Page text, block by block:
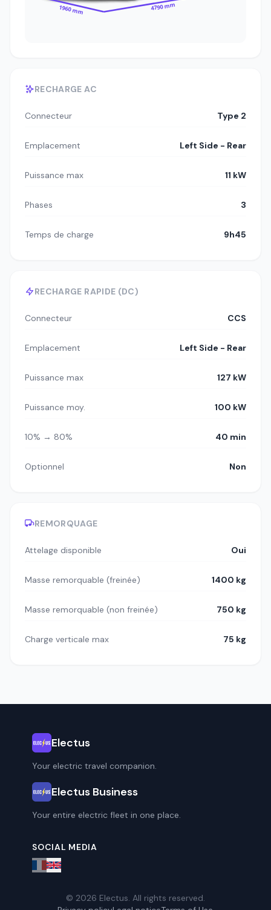
1960 mm 4790 mm
RECHARGE AC
Connecteur Type 2
Emplacement Left Side - Rear
Puissance max 11 kW
Phases 3
Temps de charge 9h45
RECHARGE RAPIDE (DC)
Connecteur CCS
Emplacement Left Side - Rear
Puissance max 127 kW
Puissance moy. 100 kW
10% → 80% 40 min
Optionnel Non
REMORQUAGE
Attelage disponible Oui
Masse remorquable (freinée) 1400 kg
Masse remorquable (non freinée) 750 kg
Charge verticale max 75 kg
Electus
Your electric travel companion.
Electus Business
Your entire electric fleet in one place.
SOCIAL MEDIA
© 2026 Electus. All rights reserved.